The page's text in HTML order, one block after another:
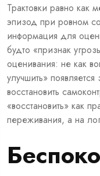
Трактовки равно как
эпизод при ровном
информация для
будто «признак
оценивания: не как
улучшить»
восстановить
«восстановить» как
переживания, а на